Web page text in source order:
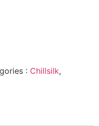
: Chillsilk,